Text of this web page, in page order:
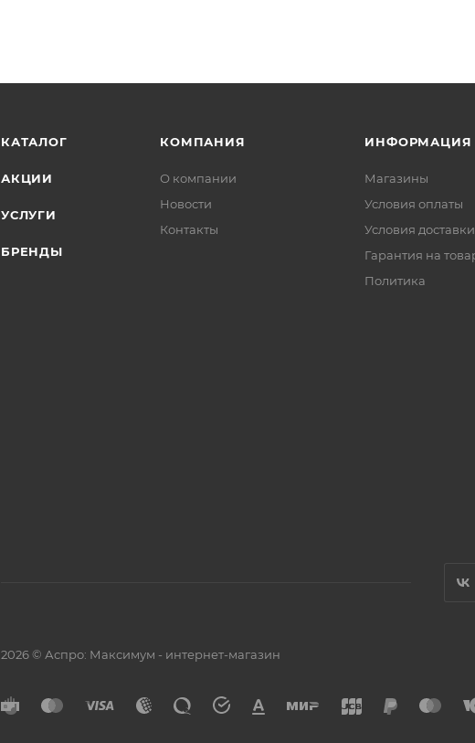
КАТАЛОГ
АКЦИИ
УСЛУГИ
БРЕНДЫ
КОМПАНИЯ
О компании
Новости
Контакты
ИНФОРМАЦИЯ
Магазины
Условия оплаты
Условия доставки
Гарантия на
Политика
2026 © Аспро: Максимум - интернет-магазин